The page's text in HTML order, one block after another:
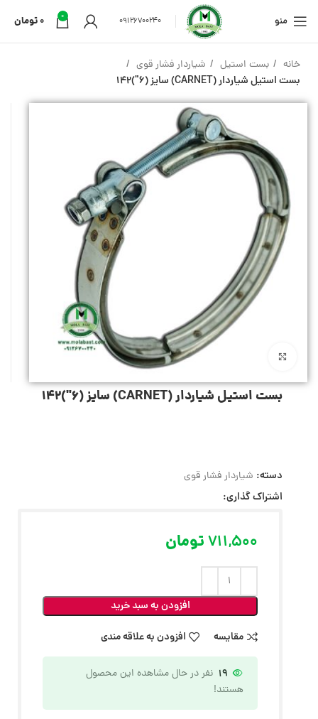
منو 09126700240
0
0تومان
خانه بست استیل شیاردار فشار قوی
بست استیل شیاردار (CARNET) سایز (6″)142
بست استیل شیاردار (CARNET) سایز (6″)142
دسته: شیاردار فشار قوی
اشتراک گذاری:
711,500تومان
افزودن به سبد خرید
مقایسه
افزودن به علاقه مندی
19 نفر در حال مشاهده این محصول
هستند!